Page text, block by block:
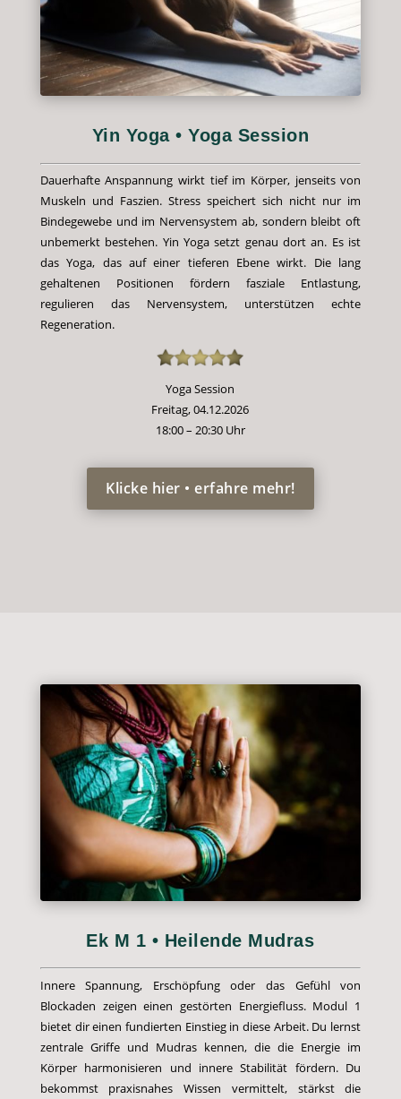
Yin Yoga • Yoga Session
Dauerhafte Anspannung wirkt tief im Körper, jenseits von
Muskeln und Faszien. Stress speichert sich nicht nur im
Bindegewebe und im Nervensystem ab, sondern bleibt oft
unbemerkt bestehen. Yin Yoga setzt genau dort an. Es ist
das Yoga, das auf einer tieferen Ebene wirkt. Die lang
gehaltenen Positionen fördern fasziale Entlastung,
regulieren das Nervensystem, unterstützen echte
Regeneration.
Yoga Session
Freitag, 04.12.2026
18:00 – 20:30 Uhr
Klicke hier • erfahre mehr!
Ek M 1 • Heilende Mudras
Innere Spannung, Erschöpfung oder das Gefühl von
Blockaden zeigen einen gestörten Energiefluss. Modul 1
bietet dir einen fundierten Einstieg in diese Arbeit. Du lernst
zentrale Griffe und Mudras kennen, die die Energie im
Körper harmonisieren und innere Stabilität fördern. Du
bekommst praxisnahes Wissen vermittelt, stärkst die